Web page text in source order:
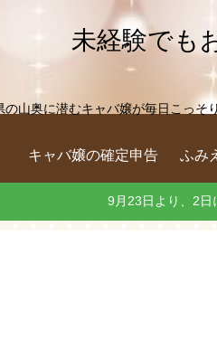
未経験でも
の山奥に潜むキャバ嬢が毎日こっ
キャバ嬢の確定申告 ふみ
9月23日より、2日